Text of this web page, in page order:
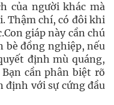
của người khác mà
Thậm chí, có đôi khi
giáp này cần chú
bè đồng nghiệp, nếu
định mù quáng,
cần phân biệt rõ
với sự cứng đầu